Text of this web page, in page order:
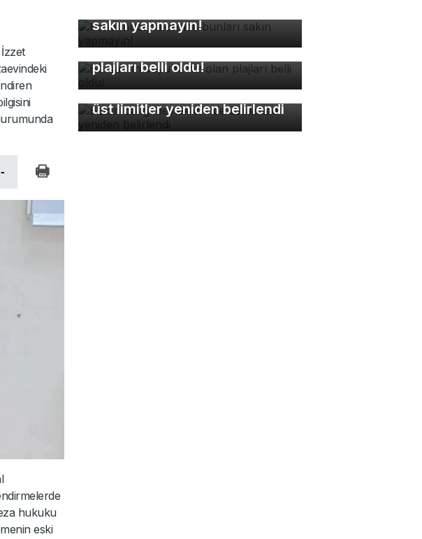
-
hukuku
eski
sakın yapmayın!
Bursa'nın suyu temiz olan
plajları belli oldu!
Balon balığı desteklerinde
üst limitler yeniden belirlendi